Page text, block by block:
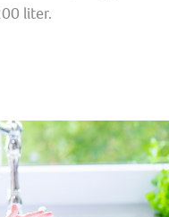
liter.